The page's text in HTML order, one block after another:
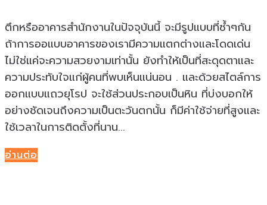
ตึกหรืออาคารสำนักงานในปัจจุบันนี้ จะมีรูปแบบที่ซ้ำๆกัน
ถ้าการออแบบอาคารของเรามีความแตกต่างและโดดเด่น
ไม่ใช่แค่จะความสวยงามเท่านั้น ยังทำให้เป็นที่สะดุดตาและ
ความประทับใจแก่ผู้คนที่พบเห็นแน่นอน . และด้วยสไตล์การ
ออกแบบแถวยุโรป จะใช้ส่วนประกอบเป็นหิน ที่บ่งบอกให้
อย่างชัดเจนถึงความเป็นตะวันตกนั้น ก็มีค่าใช้จ่ายที่สูงและ
ใช้เวลาในการติดตั้งที่นาน...
อ่านต่อ